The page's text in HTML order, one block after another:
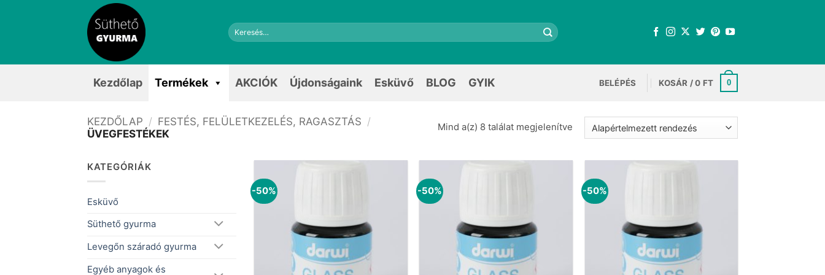
Keresés
a
Kezdőlap Termékek AKCIÓK Újdonságaink Esküvő BLOG GYIK BELÉPÉS KOSÁR /0 FT 0
KEZDŐLAP / FESTÉS, FELÜLETKEZELÉS, RAGASZTÁS /
ÜVEGFESTÉKEK
Mind a(z) 8 találat megjelenítve
KATEGÓRIÁK
Esküvő
Süthető gyurma
Levegőn száradó gyurma
Egyéb anyagok és
-50% -50% -50%